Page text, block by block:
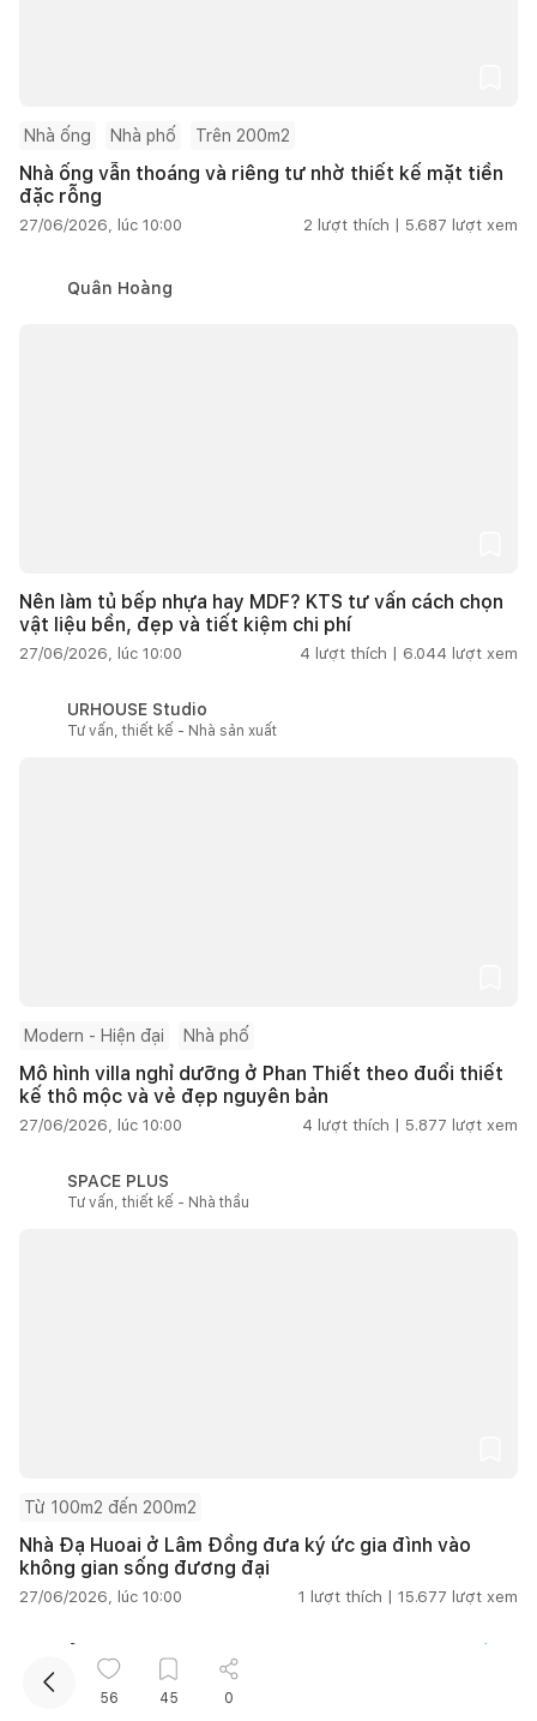
Nhà ống Nhà phố Trên 200m2
Nhà ống vẫn thoáng và riêng tư nhờ thiết kế mặt tiền
đặc rỗng
27/06/2026, lúc 10:00 2 lượt thích | 5.687 lượt xem
Quân Hoàng
Nên làm tủ bếp nhựa hay MDF? KTS tư vấn cách chọn
vật liệu bền, đẹp và tiết kiệm chi phí
27/06/2026, lúc 10:00 4 lượt thích | 6.044 lượt xem
URHOUSE Studio
Tư vấn, thiết kế - Nhà sản xuất
Modern - Hiện đại Nhà phố
Mô hình villa nghỉ dưỡng ở Phan Thiết theo đuổi thiết
kế thô mộc và vẻ đẹp nguyên bản
27/06/2026, lúc 10:00 4 lượt thích | 5.877 lượt xem
SPACE PLUS
Tư vấn, thiết kế - Nhà thầu
Từ 100m2 đến 200m2
Nhà Đạ Huoai ở Lâm Đồng đưa ký ức gia đình vào
không gian sống đương đại
27/06/2026, lúc 10:00 1 lượt thích | 15.677 lượt xem
Kho ảnh
56 45 0